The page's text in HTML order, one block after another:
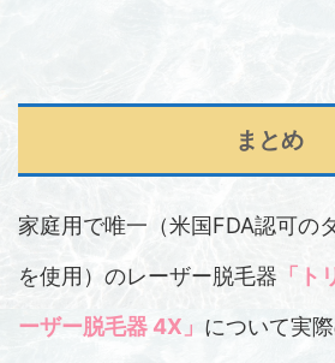
まとめ
家庭用で唯一（米国FDA認可の
を使用）のレーザー脱毛器 「
ーザー脱毛器 4X」 について実